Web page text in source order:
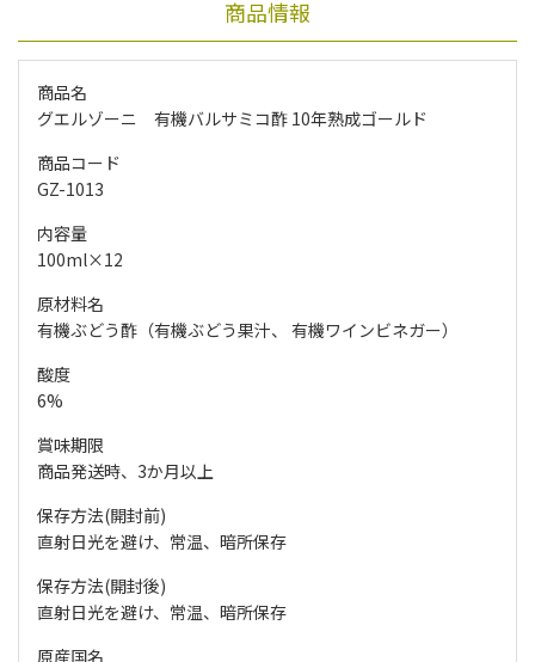
商品情報
商品名
グエルゾーニ 有機バルサミコ酢 10年熟成ゴールド
商品コード
GZ-1013
内容量
100ml×12
原材料名
有機ぶどう酢（有機ぶどう果汁、 有機ワインビネガー）
酸度
6%
賞味期限
商品発送時、3か月以上
保存方法(開封前)
直射日光を避け、常温、暗所保存
保存方法(開封後)
直射日光を避け、常温、暗所保存
原産国名